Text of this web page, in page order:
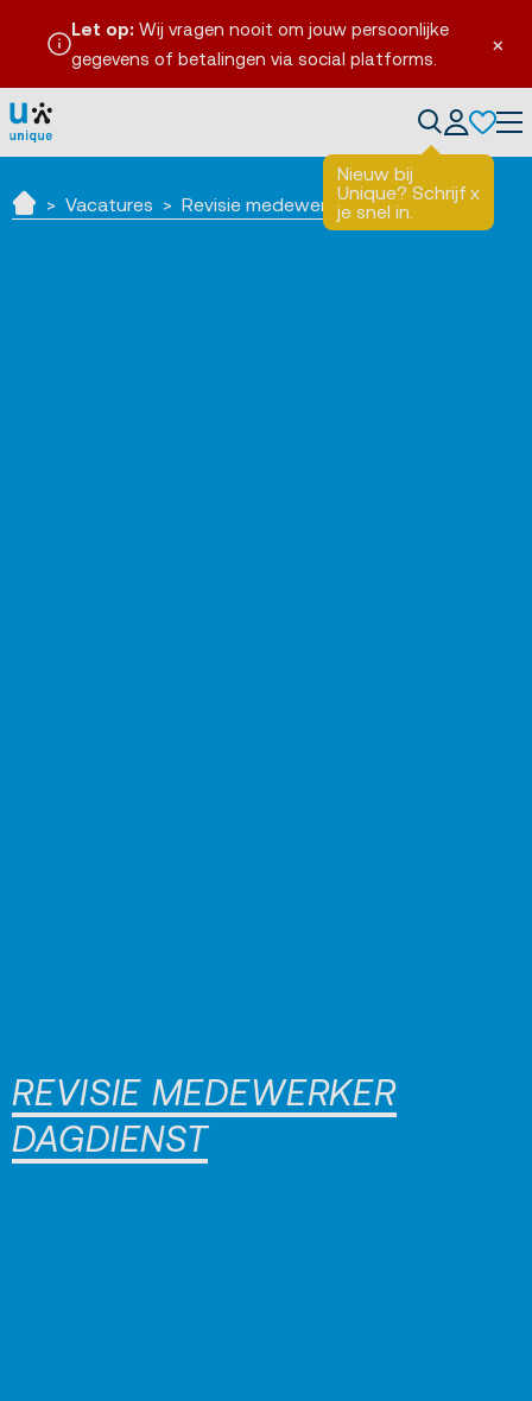
×
Let op: Wij vragen nooit om jouw persoonlijke
gegevens of betalingen via social platforms.
Nieuw bij
Unique? Schrijf
je snel in.
x
Vacatures Revisie medewerker dagdienst
REVISIE MEDEWERKER
DAGDIENST